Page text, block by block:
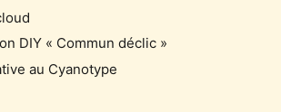
DIY « Commun déclic »
au Cyanotype